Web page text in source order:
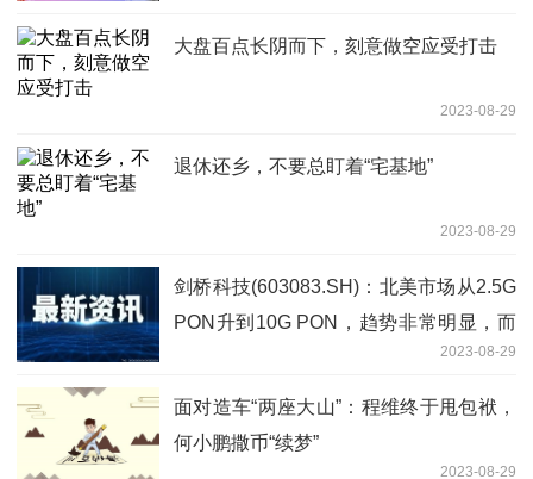
大盘百点长阴而下，刻意做空应受打击
2023-08-29
退休还乡，不要总盯着“宅基地”
2023-08-29
剑桥科技(603083.SH)：北美市场从2.5G
PON升到10G PON，趋势非常明显，而
2023-08-29
面对造车“两座大山”：程维终于甩包袱，
何小鹏撒币“续梦”
2023-08-29